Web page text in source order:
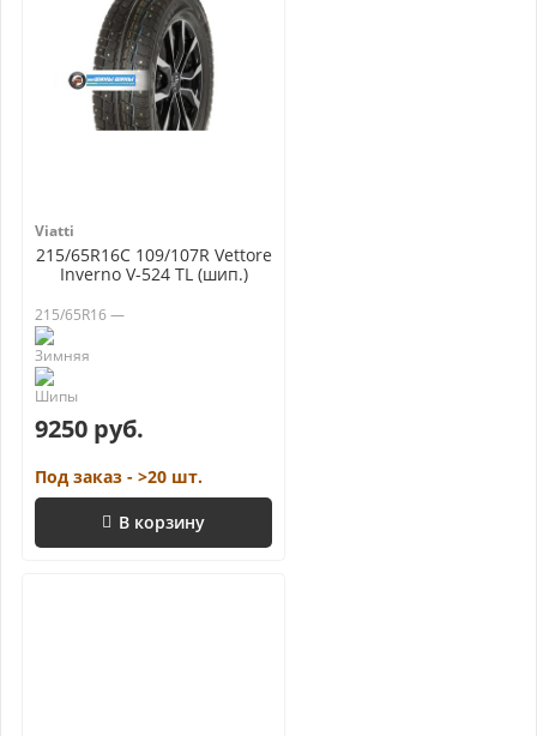
Viatti
215/65R16C 109/107R Vettore
Inverno V-524 TL (шип.)
215/65R16 —
9250 руб.
Под заказ - >20 шт.
В корзину